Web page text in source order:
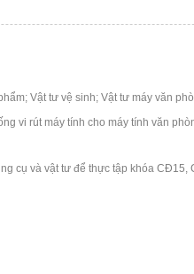
Vật tư vệ sinh; Vật tư máy văn
vi rút máy tính cho máy tính văn
cụ và vật tư để thực tập khóa CĐ15,